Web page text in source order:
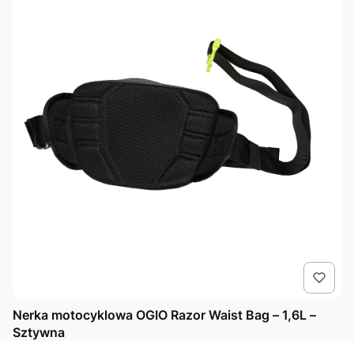
Nerka motocyklowa OGIO Razor Waist Bag – 1,6L –
Sztywna